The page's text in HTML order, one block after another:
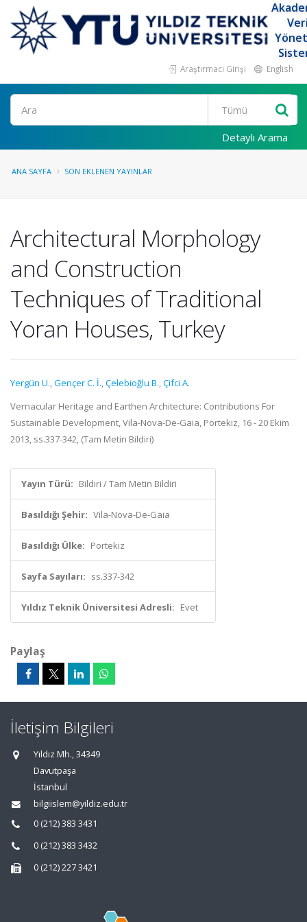
Araştırmacı Girişi English
Ara
Detaylı Arama
ANA SAYFA SON EKLENEN YAYINLAR
Architectural Morphology
and Construction
Techniques of Traditional
Yoran Houses, Turkey
Yergün U.,Gençer C. İ.,Çelebioğlu B.,Çifci A.
Vernacular Heritage and Earthen Architecture: Contributions For
Sustainable Development, Vila-Nova-De-Gaia, Portekiz, 16 - 20 Ekim
2013, ss.337-342, (Tam Metin Bildiri)
Yayın Türü: Bildiri / Tam Metin Bildiri
Basıldığı Şehir: Vila-Nova-De-Gaia
Basıldığı Ülke: Portekiz
Sayfa Sayıları: ss.337-342
Yıldız Teknik Üniversitesi Adresli: Evet
Paylaş
İletişim Bilgileri
Yıldız Mh., 34349
Davutpaşa
İstanbul
bilgiislem@yildiz.edu.tr
0 (212) 383 3431
0 (212) 383 3432
0 (212) 227 3421